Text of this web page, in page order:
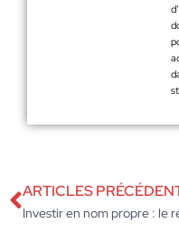
ARTICLES